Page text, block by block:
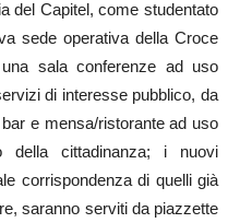
del Capitel, come studentato
sede operativa della Croce
sala conferenze ad uso
di interesse pubblico, da
e mensa/ristorante ad uso
della cittadinanza; i nuovi
corrispondenza di quelli già
saranno serviti da piazzette